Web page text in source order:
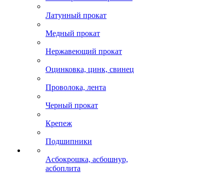
Латунный прокат
Медный прокат
Нержавеющий прокат
Оцинковка, цинк, свинец
Проволока, лента
Черный прокат
Крепеж
Подшипники
Асбокрошка, асбошнур,
асбоплита